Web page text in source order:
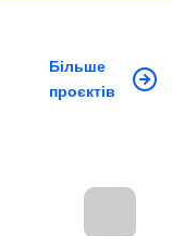
Більше
проєктів